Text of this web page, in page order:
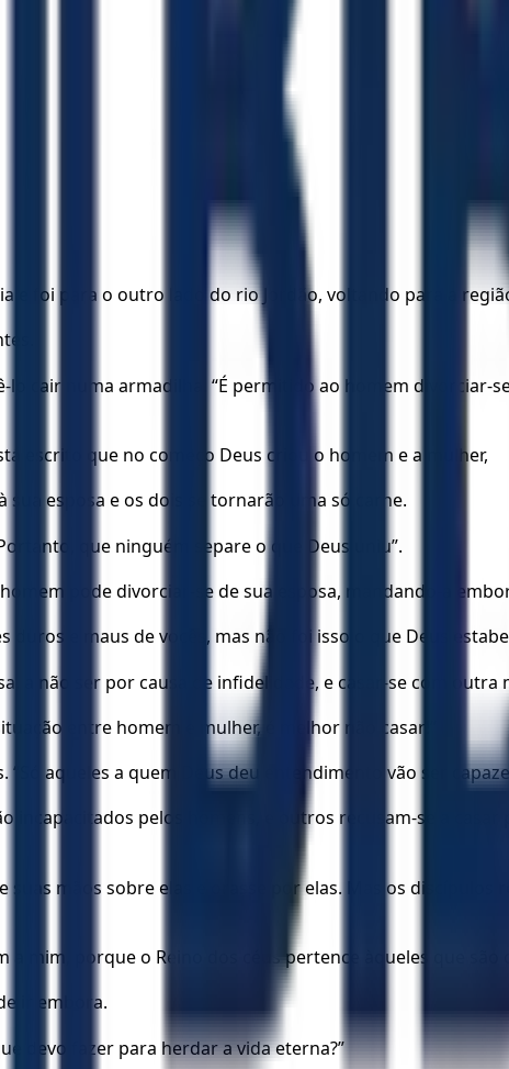
e foi para o outro lado do rio Jordão, voltando para a
cair numa armadilha. “É permitido ao homem divorciar-
escrito que no começo Deus criou o homem e a mulher,
sua esposa e os dois se tornarão uma só carne.
que ninguém separe o que Deus uniu”.
pode divorciar-se de sua esposa, mandando-a
duros e maus de vocês, mas não foi isso o que Deus
a não ser por causa de infidelidade, e casar-se com
entre homem e mulher, é melhor não casar!”
“Só aqueles a quem Deus deu entendimento vão ser
incapacitados pelos homens, e outros recusam-se a casar
suas mãos sobre elas e orasse por elas. Mas os
a mim, porque o Reino dos céus pertence àqueles que são
ir embora.
devo fazer para herdar a vida eterna?”